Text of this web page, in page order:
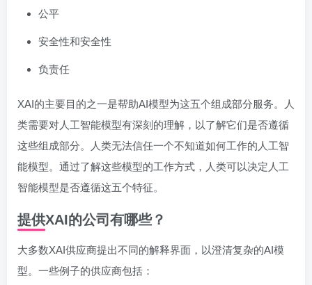
公平
安全性和安全性
负责任
XAI的主要目的之一是帮助AI模型为这五个组成部分服务。人
类需要对人工智能模型有深刻的理解，以了解它们是否遵循
这些组成部分。人类无法信任一个不知道如何工作的人工智
能模型。通过了解这些模型的工作方式，人类可以决定人工
智能模型是否遵循这五个特征。
提供XAI的公司有哪些？
大多数XAI供应商提出不同的解释界面，以澄清复杂的AI模
型。一些例子的供应商包括：